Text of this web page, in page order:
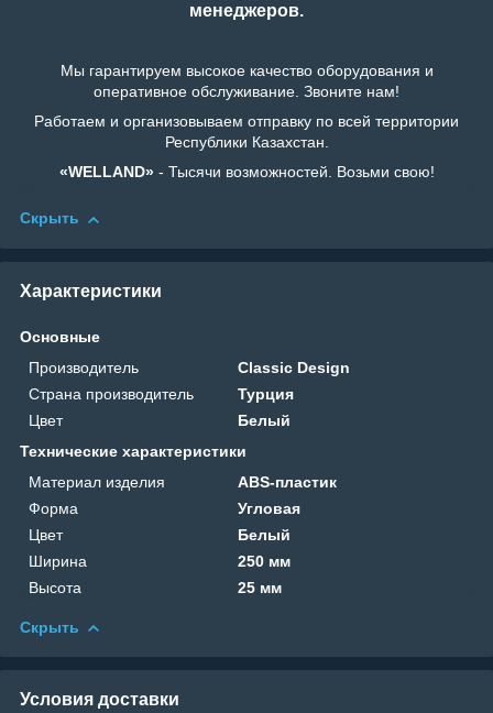
менеджеров.
Мы гарантируем высокое качество оборудования и
оперативное обслуживание. Звоните нам!
Работаем и организовываем отправку по всей территории
Республики Казахстан.
«WELLAND»- Тысячи возможностей. Возьми свою!
Скрыть
Характеристики
Основные
Производитель
Classic Design
Страна производитель
Турция
Цвет
Белый
Технические характеристики
Материал изделия
ABS-пластик
Форма
Угловая
Цвет
Белый
Ширина
250 мм
Высота
25 мм
Скрыть
Условия доставки